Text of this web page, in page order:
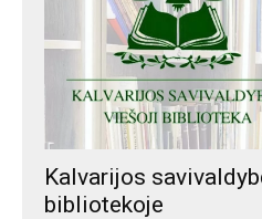
Kalvarijos
bibliotekoje